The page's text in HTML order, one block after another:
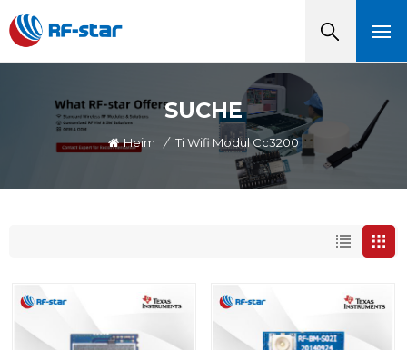
SUCHE
Heim / Ti Wifi Modul Cc3200